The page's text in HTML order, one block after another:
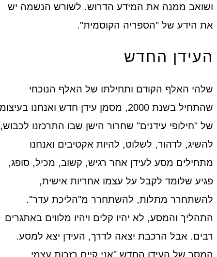
ושואב ממנה את המידע הדרוש. לשורש הנשמה יש
את הידע של "הספריה הקוסמית".
העידן החדש
שלהי האלף הקודם ותחילתו של האלף הנוכחי
שהתחיל בשנת 2000, מסמן עידן חדש ואנחנו בעיצומו
של "חילופי עידנים" שחרור הישן שבו התרכזנו לכבוש,
להשיג, לדהור, לשלוט, להיות אקטיבים ואנחנו
מתחילים מסע לעידן אחר רגיש, קשוב, מכיל, סופג,
פגיע שלומד לקבל על עצמו אחריות אישית,
להשתחרר מתלות, להשתחרר מ"הליכת עדר".
התהליך והמסע, לא יהיו קלים ויהיו מלווים באתגרים
רבים. אבל הרכבת יצאה לדרך, העידן יצא למסע.
המסר של העידן החדש "אני קיים בזכות עצמי,